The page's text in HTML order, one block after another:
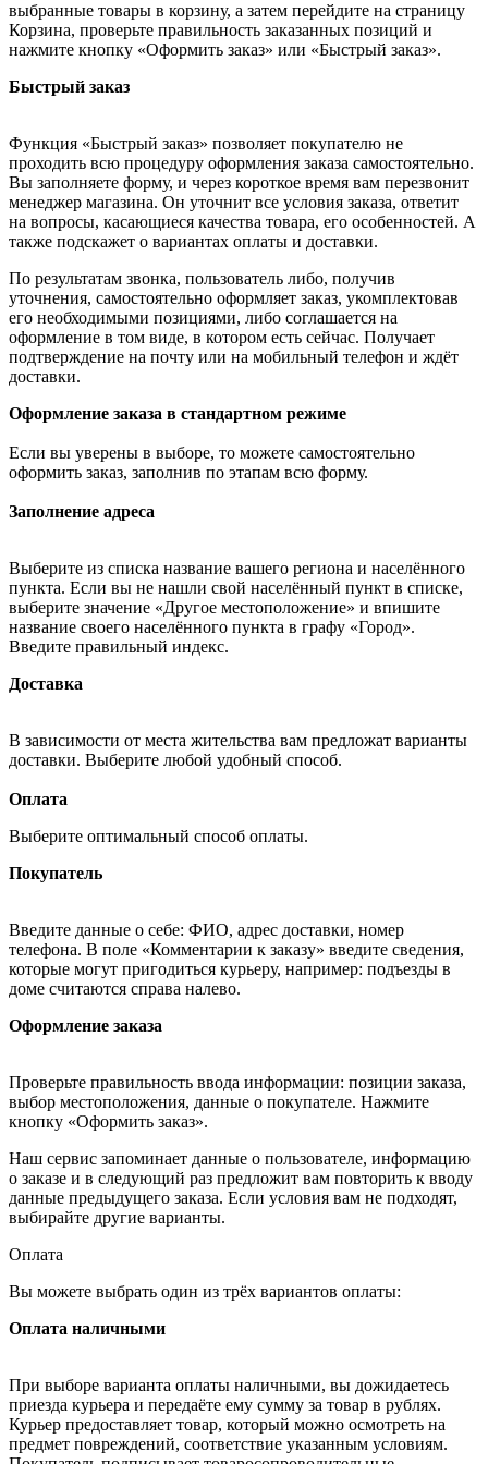
выбранные товары в корзину, а затем перейдите на страницу
Корзина, проверьте правильность заказанных позиций и
нажмите кнопку «Оформить заказ» или «Быстрый заказ».
Быстрый заказ
Функция «Быстрый заказ» позволяет покупателю не
проходить всю процедуру оформления заказа самостоятельно.
Вы заполняете форму, и через короткое время вам перезвонит
менеджер магазина. Он уточнит все условия заказа, ответит
на вопросы, касающиеся качества товара, его особенностей. А
также подскажет о вариантах оплаты и доставки.
По результатам звонка, пользователь либо, получив
уточнения, самостоятельно оформляет заказ, укомплектовав
его необходимыми позициями, либо соглашается на
оформление в том виде, в котором есть сейчас. Получает
подтверждение на почту или на мобильный телефон и ждёт
доставки.
Оформление заказа в стандартном режиме
Если вы уверены в выборе, то можете самостоятельно
оформить заказ, заполнив по этапам всю форму.
Заполнение адреса
Выберите из списка название вашего региона и населённого
пункта. Если вы не нашли свой населённый пункт в списке,
выберите значение «Другое местоположение» и впишите
название своего населённого пункта в графу «Город».
Введите правильный индекс.
Доставка
В зависимости от места жительства вам предложат варианты
доставки. Выберите любой удобный способ.
Оплата
Выберите оптимальный способ оплаты.
Покупатель
Введите данные о себе: ФИО, адрес доставки, номер
телефона. В поле «Комментарии к заказу» введите сведения,
которые могут пригодиться курьеру, например: подъезды в
доме считаются справа налево.
Оформление заказа
Проверьте правильность ввода информации: позиции заказа,
выбор местоположения, данные о покупателе. Нажмите
кнопку «Оформить заказ».
Наш сервис запоминает данные о пользователе, информацию
о заказе и в следующий раз предложит вам повторить к вводу
данные предыдущего заказа. Если условия вам не подходят,
выбирайте другие варианты.
Оплата
Вы можете выбрать один из трёх вариантов оплаты:
Оплата наличными
При выборе варианта оплаты наличными, вы дожидаетесь
приезда курьера и передаёте ему сумму за товар в рублях.
Курьер предоставляет товар, который можно осмотреть на
предмет повреждений, соответствие указанным условиям.